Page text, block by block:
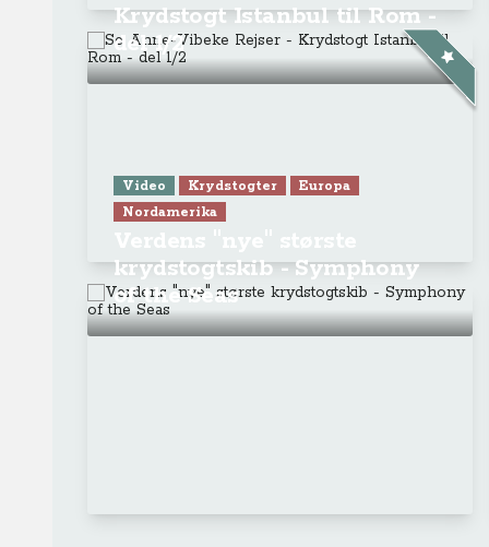
Krydstogt Istanbul til Rom -
del 1/2
Video Krydstogter
Europa
Nordamerika
krydstogtskib - Symphony
of the Seas